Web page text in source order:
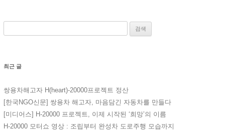
최근 글
쌍용차해고자 H(heart)-20000프로젝트 정산
[한국NGO신문] 쌍용차 해고자, 마음담긴 자동차를 만들다
[미디어스] H-20000 프로젝트, 이제 시작된 ‘희망’의 이름
H-20000 모터쇼 영상 : 조립부터 완성차 도로주행 모습까지